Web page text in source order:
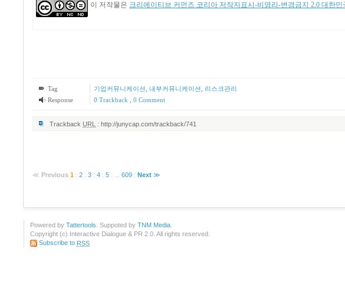
이 저작물은 크리에이티브 커먼즈 코리아 저작자표시-비영리-변경금지 2.0 대한민
Tag 기업커뮤니케이션 내부커뮤니케이션
리스크관리
Response
0 Trackback 0 Comment
Trackback URL : http://junycap.com/trackback/741
≪ Previous 1 : 2 : 3 : 4 : 5 : 609 : Next ≫
Powered by Tattertools . Suppoted by TNM Media
Copyright (c) Interactive Dialogue & PR 2.0. All rights reserved.
Subscribe to RSS